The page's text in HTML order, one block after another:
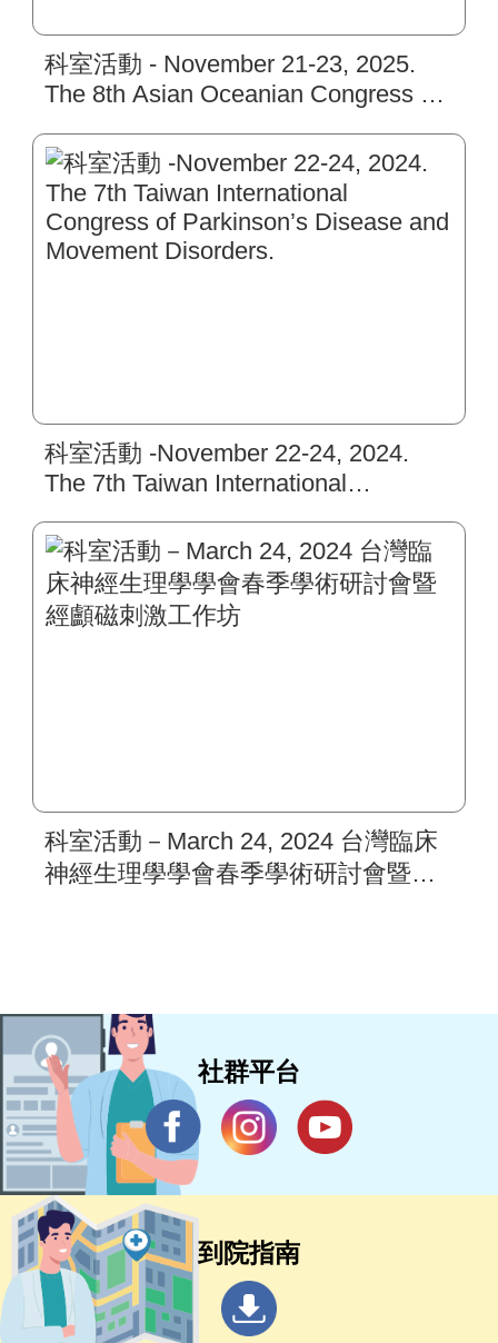
科室活動 - November 21-23, 2025.
The 8th Asian Oceanian Congress of
科室活動 -November 22-24, 2024.
The 7th Taiwan International
Movement Disorders.
科室活動－March 24, 2024 台灣臨床
神經生理學學會春季學術研討會暨經
社群平台
到院指南